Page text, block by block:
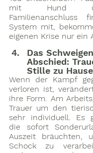
mit Hund
Familienanschluss
System mit,
eigenen Krise nur ein
Das
Abschied:
Stille zu Hause
Wenn der Kampf
verloren ist,
ihre Form. Am
Trauer um den
sehr individuell. Es
die sofort
Auszeit bräuchten,
Schock zu